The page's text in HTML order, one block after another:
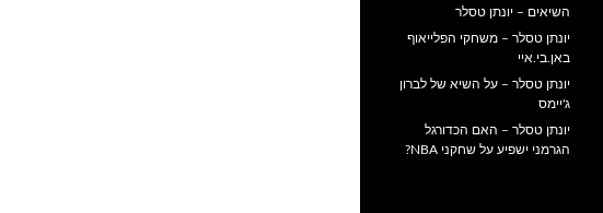
השיאים – יונתן טסלר
יונתן טסלר – משחקי הפלייאוף
באן.בי.איי
יונתן טסלר – על השיא של לברון
ג'יימס
יונתן טסלר – האם הכדורגל
הגרמני ישפיע על שחקני NBA?